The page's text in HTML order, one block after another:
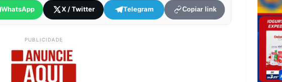
WhatsApp X / Twitter Telegram Copiar link
PUBLICIDADE